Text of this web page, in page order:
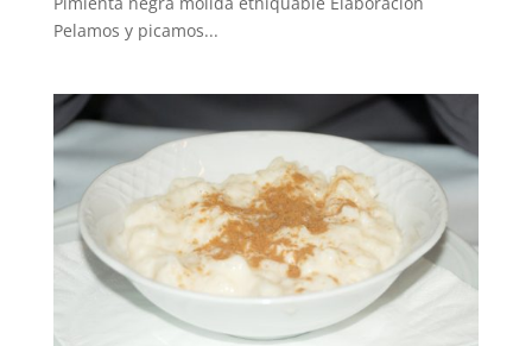
Pelamos y picamos...